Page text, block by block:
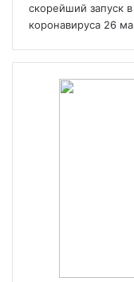
скорейший запуск
коронавируса 26